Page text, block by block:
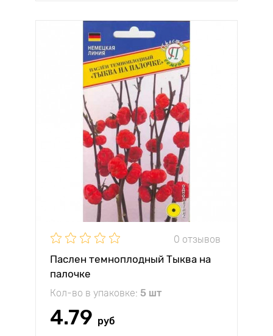
0 отзывов
Паслен темноплодный Тыква на
палочке
Кол-во в упаковке: 5 шт
4.79 руб